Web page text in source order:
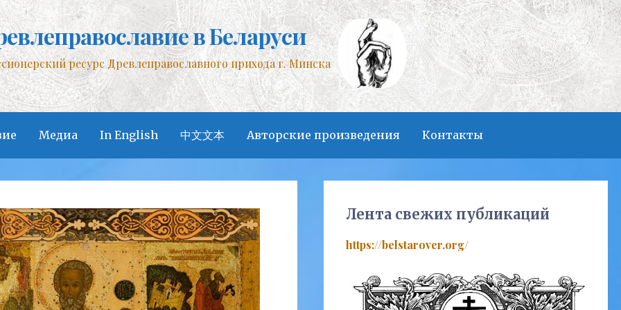
в Беларуси
ресурс Древлеправославного прихода г. Минска
Медиа In English 中文文本 Авторские произведения Контакты
Лента свежих публикаций
https://belstarover.org/